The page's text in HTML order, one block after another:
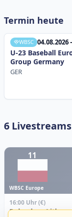
Termin heute
WBSC 04.08.2026
U-23 Baseball
Group Germany
GER
6
11
WBSC Europe
16:00 Uhr(€)
Poland vs.